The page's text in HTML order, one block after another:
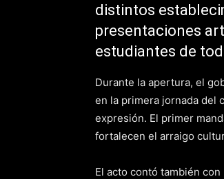
distintos
presentaciones
estudiantes de
Durante la apertura, el
en la primera jornada del
expresión. El primer
fortalecen el arraigo
El acto contó también